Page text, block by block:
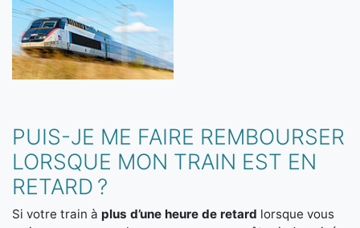
PUIS-JE ME FAIRE REMBOURSER
LORSQUE MON TRAIN EST EN
RETARD ?
Si votre train à plus d’une heure de retard lorsque vous